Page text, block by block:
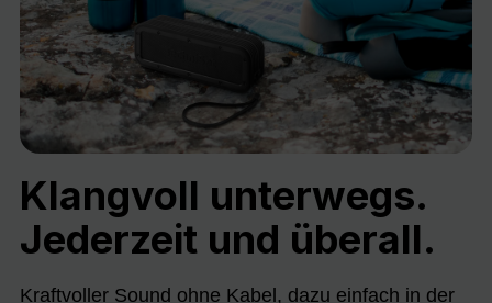
Klangvoll unterwegs.
Jederzeit und überall.
Kraftvoller Sound ohne Kabel, dazu einfach in der